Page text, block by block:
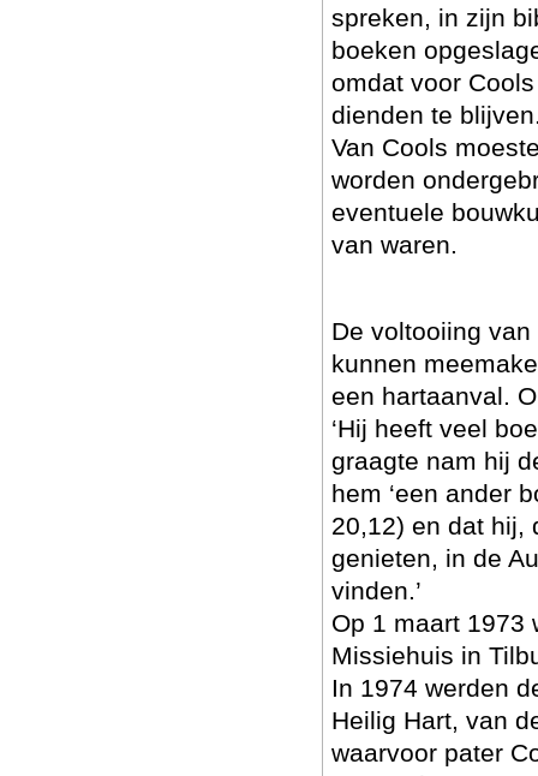
spreken, in zijn
boeken
omdat voor
dienden te
Van Cools
worden
eventuele
van waren.
De voltooiing
kunnen
een hartaanval.
‘Hij heeft veel
graagte nam hij
hem ‘een ander
20,12) en dat hij,
genieten, in de
vinden.’
Op 1 maart 1973
Missiehuis in
In 1974 werden
Heilig Hart, van
waarvoor pater